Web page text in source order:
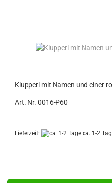
Klupperl mit Namen und einer
Art. Nr. 0016-P60
Lieferzeit: ca. 1-2